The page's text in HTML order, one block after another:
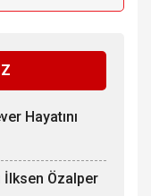
Hayatını
İlksen Özalper